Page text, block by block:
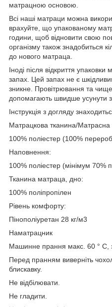
матрацною основою.
Всі наші матраци можна
врахуйте, що упакованому
години, щоб відновити свою
організму також знадобиться
до нового матраца.
Іноді після відкриття
запах. Цей запах не є
зникне. Провітрювання та
допомагають швидше усунути
Інструкція з догляду
Матрацкова тканина/Матрасна
100% поліестер (100%
Наповнення:
100% поліестер (мінімум 70%
Тканина матраца, дно:
100% поліпропілен
Рівень комфорту:
Пінополіуретан 28 кг/м3
Наматрацник
Машинне прання макс. 60 ° C,
Перед пранням виверніть чохол
блискавку.
Не відбілювати.
Не гладити.